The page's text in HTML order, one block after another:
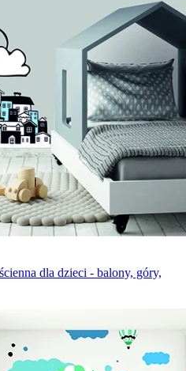
dla dzieci - balony, góry,